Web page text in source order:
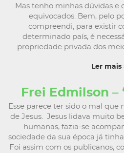
Mas tenho minhas dúvidas e
equivocados. Bem, pelo
compreendi, para existir
determinado país, é
propriedade privada dos
Ler mais
Frei Edmilson –
Esse parece ter sido o mal que
de Jesus. Jesus lidava muito
humanas, fazia-se
sociedade da sua época já
Foi assim com os publicanos,